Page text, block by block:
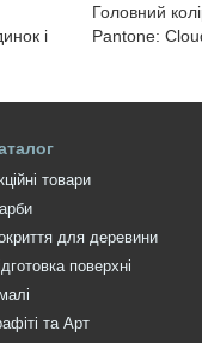
і
Головний
Pantone:
товари
для деревини
поверхні
та Арт